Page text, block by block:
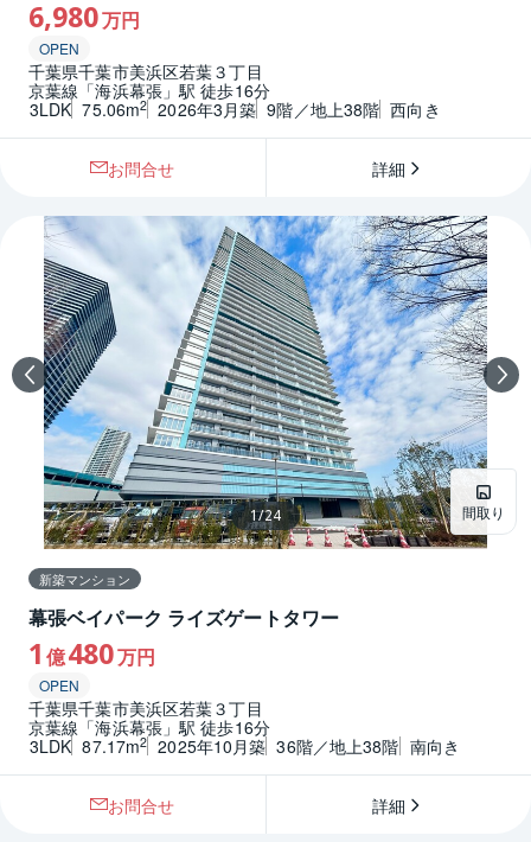
6,980万円
OPEN
千葉県千葉市美浜区若葉３丁目
京葉線「海浜幕張」駅 徒歩16分
3LDK 75.06m2 2026年3月築 9階／地上38階 西向き
お問合せ 詳細
間取り
1/24
新築マンション
幕張ベイパーク ライズゲートタワー
1 億480万円
OPEN
千葉県千葉市美浜区若葉３丁目
京葉線「海浜幕張」駅 徒歩16分
3LDK 87.17m2 2025年10月築 36階／地上38階 南向き
お問合せ 詳細